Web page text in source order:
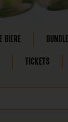
BIERE
TICKETS